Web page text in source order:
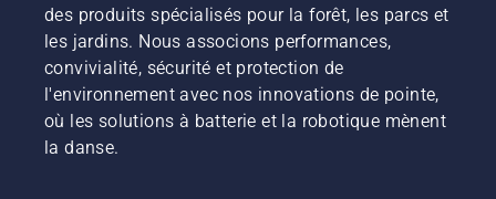
des produits spécialisés pour la forêt, les parcs et
les jardins. Nous associons performances,
convivialité, sécurité et protection de
l'environnement avec nos innovations de pointe,
où les solutions à batterie et la robotique mènent
la danse.